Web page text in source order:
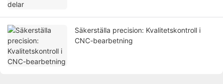
Säkerställa precision: Kvalitetskontroll i
CNC-bearbetning